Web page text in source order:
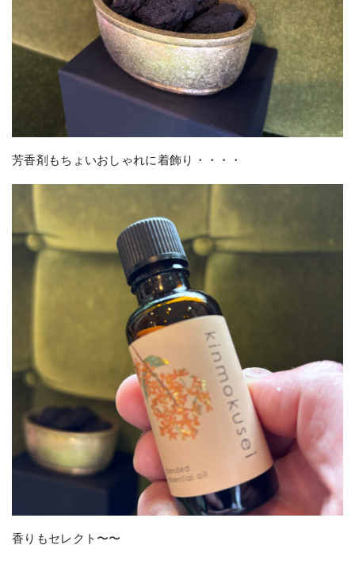
芳香剤もちょいおしゃれに着飾り・・・・
香りもセレクト〜〜